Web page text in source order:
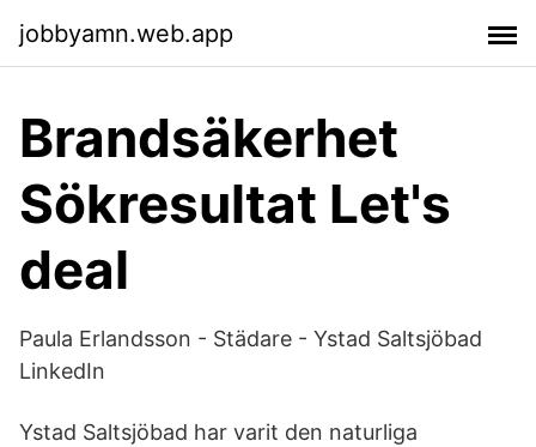
jobbyamn.web.app
Brandsäkerhet
Sökresultat Let's
deal
Paula Erlandsson - Städare - Ystad Saltsjöbad
LinkedIn
Ystad Saltsjöbad har varit den naturliga